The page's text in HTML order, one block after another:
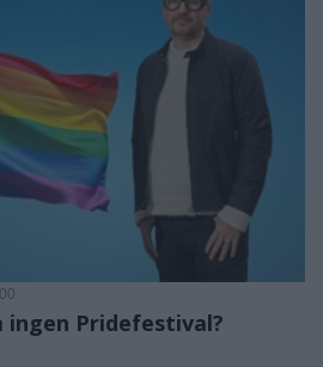
Pridefestival?